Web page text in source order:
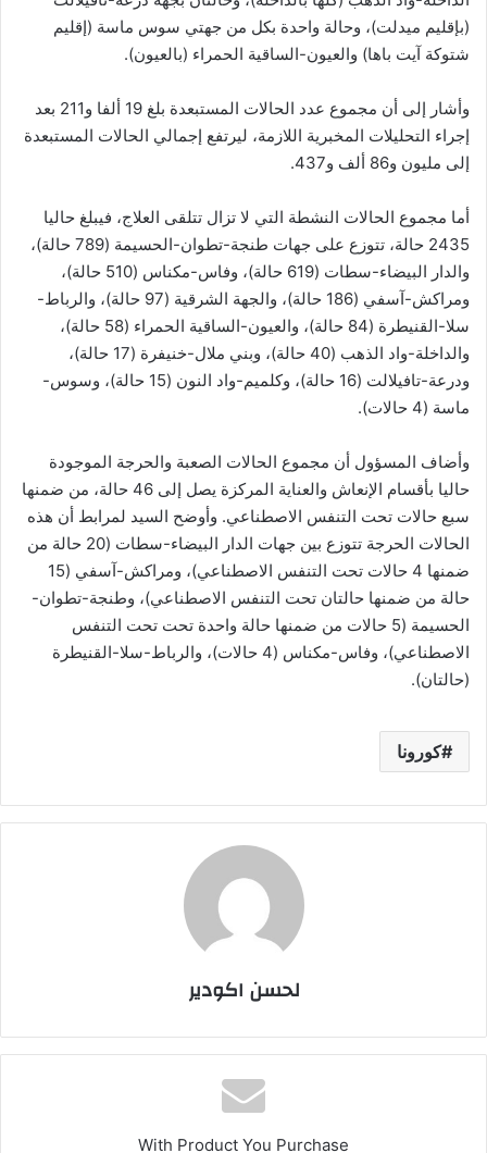
(بإقليم ميدلت)، وحالة واحدة بكل من جهتي سوس ماسة (إقليم
شتوكة آيت باها) والعيون-الساقية الحمراء (بالعيون).
وأشار إلى أن مجموع عدد الحالات المستبعدة بلغ 19 ألفا و211 بعد
إجراء التحليلات المخبرية اللازمة، ليرتفع إجمالي الحالات المستبعدة
إلى مليون و86 ألف و437.
أما مجموع الحالات النشطة التي لا تزال تتلقى العلاج، فيبلغ حاليا
2435 حالة، تتوزع على جهات طنجة-تطوان-الحسيمة (789 حالة)،
والدار البيضاء-سطات (619 حالة)، وفاس-مكناس (510 حالة)،
ومراكش-آسفي (186 حالة)، والجهة الشرقية (97 حالة)، والرباط-
سلا-القنيطرة (84 حالة)، والعيون-الساقية الحمراء (58 حالة)،
والداخلة-واد الذهب (40 حالة)، وبني ملال-خنيفرة (17 حالة)،
ودرعة-تافيلالت (16 حالة)، وكلميم-واد النون (15 حالة)، وسوس-
ماسة (4 حالات).
وأضاف المسؤول أن مجموع الحالات الصعبة والحرجة الموجودة
حاليا بأقسام الإنعاش والعناية المركزة يصل إلى 46 حالة، من ضمنها
سبع حالات تحت التنفس الاصطناعي. وأوضح السيد لمرابط أن هذه
الحالات الحرجة تتوزع بين جهات الدار البيضاء-سطات (20 حالة من
ضمنها 4 حالات تحت التنفس الاصطناعي)، ومراكش-آسفي (15
حالة من ضمنها حالتان تحت التنفس الاصطناعي)، وطنجة-تطوان-
الحسيمة (5 حالات من ضمنها حالة واحدة تحت تحت التنفس
الاصطناعي)، وفاس-مكناس (4 حالات)، والرباط-سلا-القنيطرة
(حالتان).
كورونا
لحسن اكودير
With Product You Purchase